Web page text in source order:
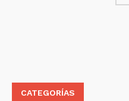
CATEGORÍAS